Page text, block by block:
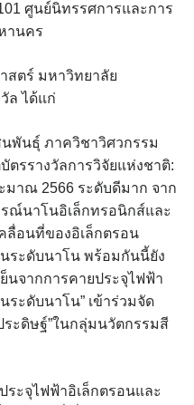
ศูนย์นิทรรศการและการ
านคร
สตร์ มหาวิทยาลัย
ล ได้แก่
นพันธุ์ ภาควิชาวิศวกรรม
ตรรางวัลการวิจัยแห่งชาติ:
มาณ 2566 ระดับดีมาก จาก
ณ์นาโนอิเล็กทรอนิกส์และ
ลื่อนที่ของอิเล็กตรอน
ระดับนาโน พร้อมกันนี้ยัง
นจากการคายประจุไฟฟ้า
ระดับนาโน” เข้าร่วมจัด
ะดิษฐ์”ในกลุ่มนวัตกรรมสี
ระจุไฟฟ้าอิเล็กตรอนและ